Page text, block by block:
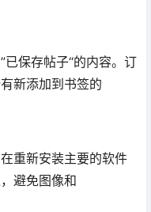
已保存帖子“的内容。订
新添加到书签的
重新安装主要的软件
避免图像和